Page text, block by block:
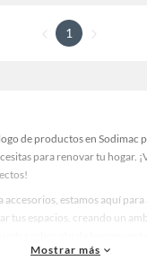
1
de productos en Sodimac
para renovar tu hogar.
accesorios, estamos aquí
tus espacios, creando un
ayudarán a crear un espacio
Mostrar más